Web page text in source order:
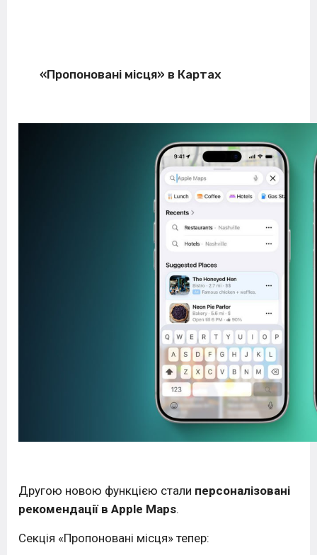
«Пропоновані місця» в Картах
Другою новою функцією стали персоналізовані
рекомендації в Apple Maps.
Секція «Пропоновані місця» тепер: